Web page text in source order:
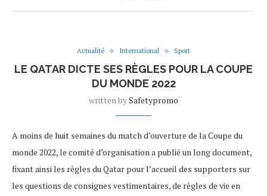
Actualité International Sport
LE QATAR DICTE SES RÈGLES POUR LA COUPE
DU MONDE 2022
written bySafetypromo
A moins de huit semaines du match d’ouverture de la Coupe du
monde 2022, le comité d’organisation a publié un long document,
fixant ainsi les règles du Qatar pour l’accueil des supporters sur
les questions de consignes vestimentaires, de règles de vie en